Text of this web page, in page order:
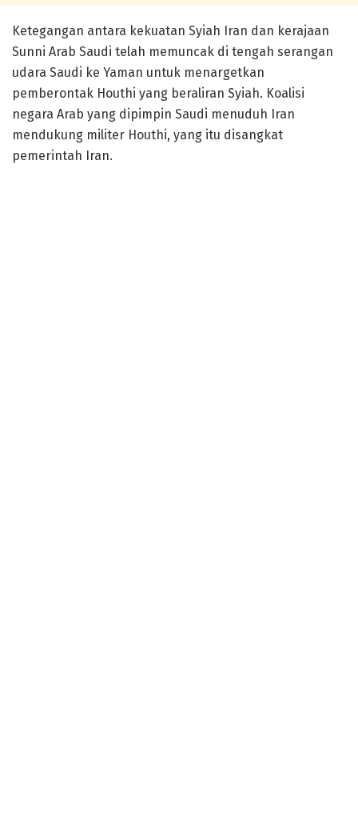
Ketegangan antara kekuatan Syiah Iran dan kerajaan
Sunni Arab Saudi telah memuncak di tengah serangan
udara Saudi ke Yaman untuk menargetkan
pemberontak Houthi yang beraliran Syiah. Koalisi
negara Arab yang dipimpin Saudi menuduh Iran
mendukung militer Houthi, yang itu disangkat
pemerintah Iran.